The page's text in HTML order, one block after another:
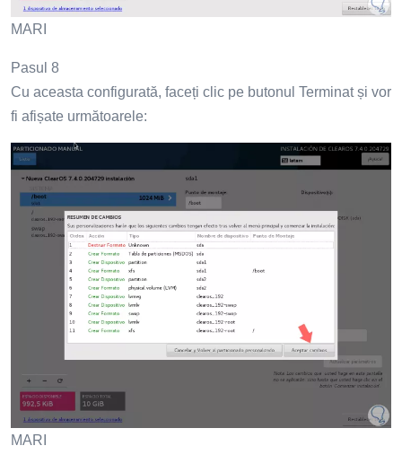
MARI
Pasul 8
Cu aceasta configurată, faceți clic pe butonul Terminat și vor
fi afișate următoarele:
MARI